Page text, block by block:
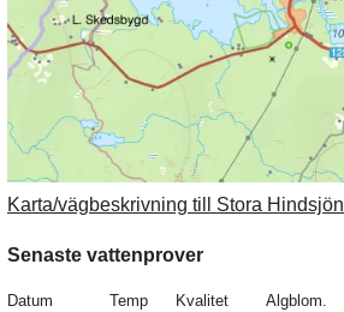
Karta/vägbeskrivning till Stora Hindsjön
Senaste vattenprover
Datum Temp Kvalitet Algblom.